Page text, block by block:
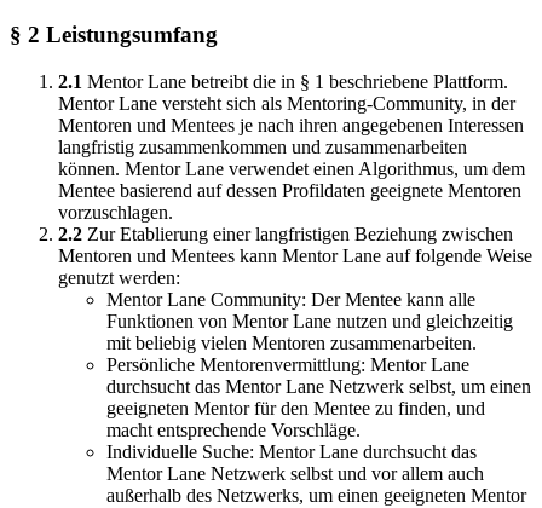
§ 2 Leistungsumfang
2.1 Mentor Lane betreibt die in § 1 beschriebene Plattform.
Mentor Lane versteht sich als Mentoring-Community, in der
Mentoren und Mentees je nach ihren angegebenen Interessen
langfristig zusammenkommen und zusammenarbeiten
können. Mentor Lane verwendet einen Algorithmus, um dem
Mentee basierend auf dessen Profildaten geeignete Mentoren
vorzuschlagen.
2.2 Zur Etablierung einer langfristigen Beziehung zwischen
Mentoren und Mentees kann Mentor Lane auf folgende Weise
genutzt werden:
Mentor Lane Community: Der Mentee kann alle
Funktionen von Mentor Lane nutzen und gleichzeitig
mit beliebig vielen Mentoren zusammenarbeiten.
Persönliche Mentorenvermittlung: Mentor Lane
durchsucht das Mentor Lane Netzwerk selbst, um einen
geeigneten Mentor für den Mentee zu finden, und
macht entsprechende Vorschläge.
Individuelle Suche: Mentor Lane durchsucht das
Mentor Lane Netzwerk selbst und vor allem auch
außerhalb des Netzwerks, um einen geeigneten Mentor